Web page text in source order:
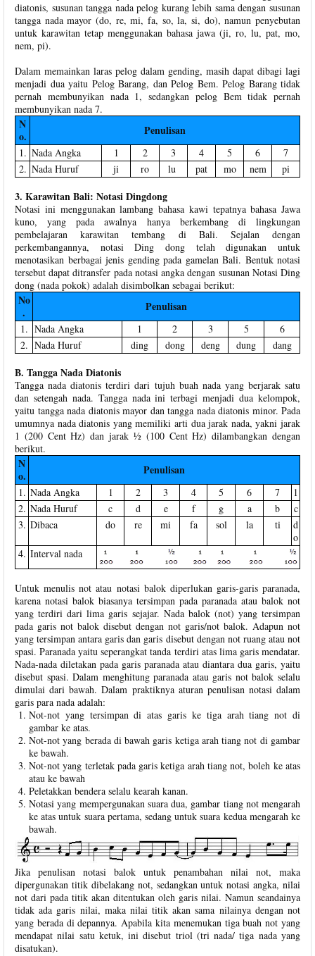
diatonis, susunan tangga nada pelog kurang lebih sama dengan susunan
tangga nada mayor (do, re, mi, fa, so, la, si, do), namun penyebutan
untuk karawitan tetap menggunakan bahasa jawa (ji, ro, lu, pat, mo,
nem, pi).
Dalam memainkan laras pelog dalam gending, masih dapat dibagi lagi
menjadi dua yaitu Pelog Barang, dan Pelog Bem. Pelog Barang tidak
pernah membunyikan nada 1, sedangkan pelog Bem tidak pernah
membunyikan nada 7.
N
o.
Penulisan
1. Nada Angka 1 2 3 4 5 6
7
2. Nada Huruf ji ro lu pat mo nem pi
3. Karawitan Bali: Notasi Dingdong
Notasi ini menggunakan lambang bahasa kawi tepatnya bahasa Jawa
kuno, yang pada awalnya hanya berkembang di lingkungan
pembelajaran karawitan tembang di Bali. Sejalan dengan
perkembangannya, notasi Ding dong telah digunakan untuk
menotasikan berbagai jenis gending pada gamelan Bali. Bentuk notasi
tersebut dapat ditransfer pada notasi angka dengan susunan Notasi Ding
dong (nada pokok) adalah disimbolkan sebagai berikut:
No
.
Penulisan
1. Nada Angka 1 2 3 5
6
2. Nada Huruf ding dong deng dung dang
B. Tangga Nada Diatonis
Tangga nada diatonis terdiri dari tujuh buah nada yang berjarak satu
dan setengah nada. Tangga nada ini terbagi menjadi dua kelompok,
yaitu tangga nada diatonis mayor dan tangga nada diatonis minor. Pada
umumnya nada diatonis yang memiliki arti dua jarak nada, yakni jarak
1 (200 Cent Hz) dan jarak ½ (100 Cent Hz) dilambangkan dengan
berikut.
N
o.
Penulisan
1. Nada Angka 1 2 3 4 5 6 7
1
2. Nada Huruf c d e f g a b
c
3. Dibaca do re mi fa sol la ti
d
o
4. Interval nada
Untuk menulis not atau notasi balok diperlukan garis-garis paranada,
karena notasi balok biasanya tersimpan pada paranada atau balok not
yang terdiri dari lima garis sejajar. Nada balok (not) yang tersimpan
pada garis not balok disebut dengan not garis/not balok. Adapun not
yang tersimpan antara garis dan garis disebut dengan not ruang atau not
spasi. Paranada yaitu seperangkat tanda terdiri atas lima garis mendatar.
Nada-nada diletakan pada garis paranada atau diantara dua garis, yaitu
disebut spasi. Dalam menghitung paranada atau garis not balok selalu
dimulai dari bawah. Dalam praktiknya aturan penulisan notasi dalam
garis para nada adalah:
Not-not yang tersimpan di atas garis ke tiga arah tiang not di
gambar ke atas.
Not-not yang berada di bawah garis ketiga arah tiang not di gambar
ke bawah.
Not-not yang terletak pada garis ketiga arah tiang not, boleh ke atas
atau ke bawah
Peletakkan bendera selalu kearah kanan.
Notasi yang mempergunakan suara dua, gambar tiang not mengarah
ke atas untuk suara pertama, sedang untuk suara kedua mengarah ke
bawah.
Jika penulisan notasi balok untuk penambahan nilai not, maka
dipergunakan titik dibelakang not, sedangkan untuk notasi angka, nilai
not dari pada titik akan ditentukan oleh garis nilai. Namun seandainya
tidak ada garis nilai, maka nilai titik akan sama nilainya dengan not
yang berada di depannya. Apabila kita menemukan tiga buah not yang
mendapat nilai satu ketuk, ini disebut triol (tri nada/ tiga nada yang
disatukan).